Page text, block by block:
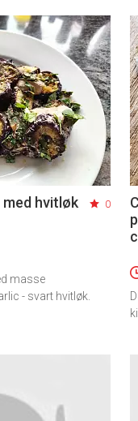
hvitløk
0
masse
- svart hvitløk.